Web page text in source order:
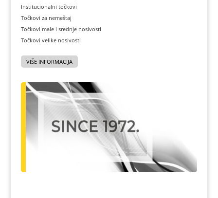
Institucionalni točkovi
Točkovi za nemeštaj
Točkovi male i srednje nosivosti
Točkovi velike nosivosti
VIŠE INFORMACIJA